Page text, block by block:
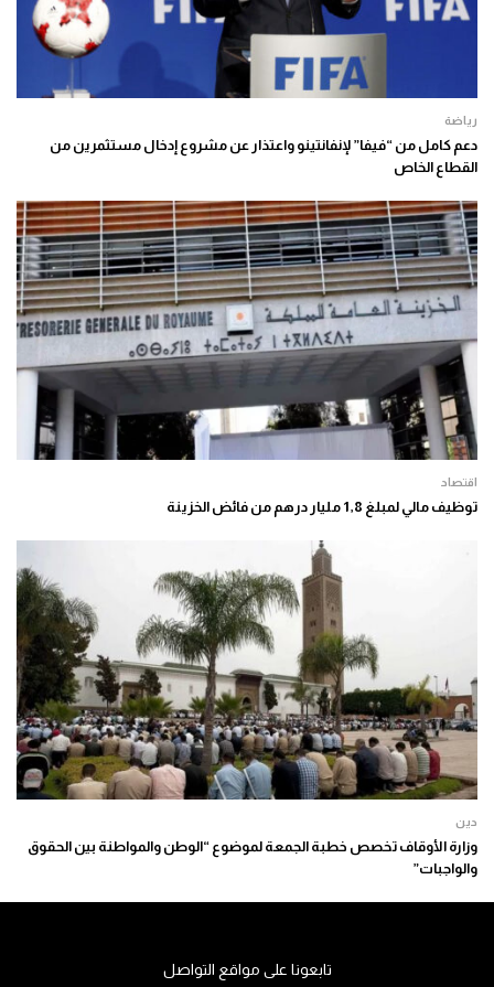
رياضة
دعم كامل من “فيفا” لإنفانتينو واعتذار عن مشروع إدخال مستثمرين من
القطاع الخاص
اقتصاد
توظيف مالي لمبلغ 1,8 مليار درهم من فائض الخزينة
دين
وزارة الأوقاف تخصص خطبة الجمعة لموضوع “الوطن والمواطنة بين الحقوق
والواجبات”
تابعونا على مواقع التواصل